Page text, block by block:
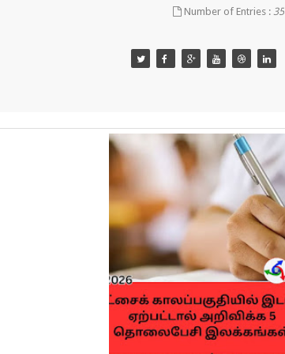
Number of Entries :35